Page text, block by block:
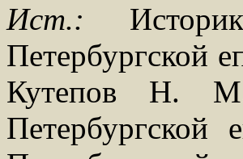
Ист.:
Петербургской
Кутепов Н.